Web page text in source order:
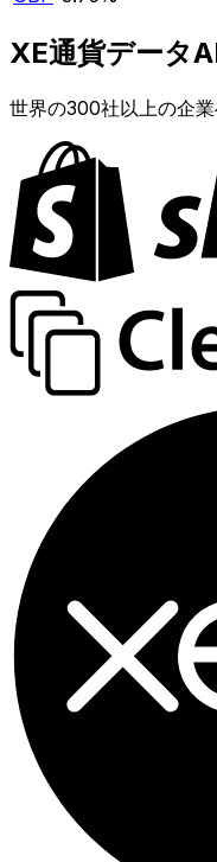
XE通貨データ
世界の300社以上の企